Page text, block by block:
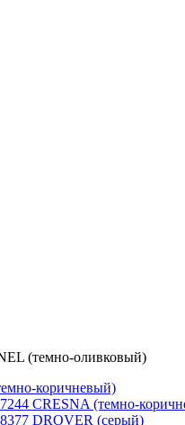
(темно-оливковый)
коричневый)